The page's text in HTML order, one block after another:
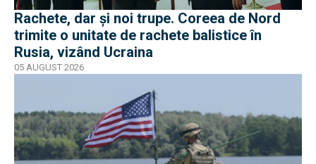
Rachete, dar și noi trupe. Coreea de Nord
trimite o unitate de rachete balistice în
Rusia, vizând Ucraina
05 AUGUST 2026